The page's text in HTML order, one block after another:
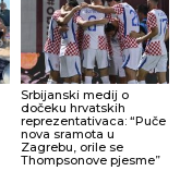
Srbijanski medij o
dočeku hrvatskih
reprezentativaca: “Puče
nova sramota u
Zagrebu, orile se
Thompsonove pjesme”